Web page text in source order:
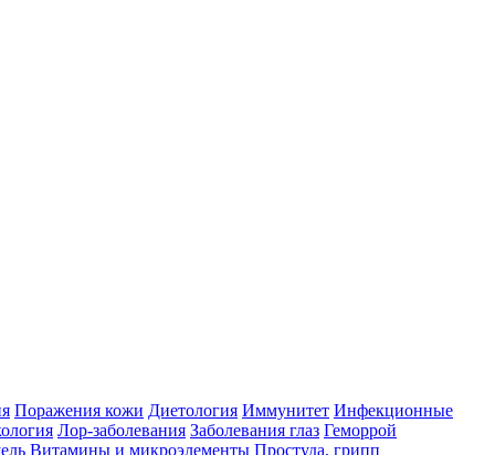
Поражения кожи Диетология Иммунитет Инфекционные
Лор-заболевания Заболевания глаз Геморрой
Витамины и микроэлементы Простуда, грипп